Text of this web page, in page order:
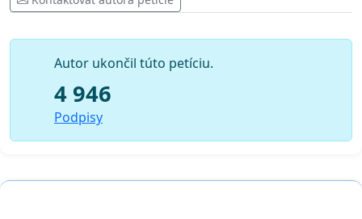
Autor ukončil túto petíciu.
4 946
Podpisy